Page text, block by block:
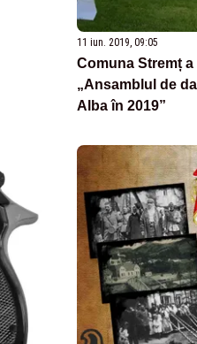
11 iun. 2019, 09:05
Comuna Stremț
„Ansamblul de
Alba în 2019”